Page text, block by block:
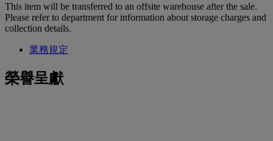
This item will be transferred to an offsite warehouse after the sale.
Please refer to department for information about storage charges and
collection details.
業務規定
榮譽呈獻